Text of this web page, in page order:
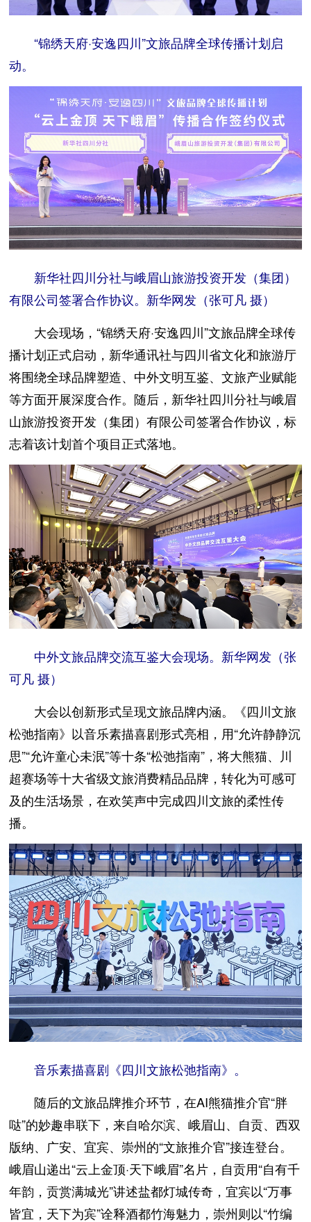
“锦绣天府·安逸四川”文旅品牌全球传播计划启
动。
新华社四川分社与峨眉山旅游投资开发（集团）
有限公司签署合作协议。新华网发（张可凡 摄）
大会现场，“锦绣天府·安逸四川”文旅品牌全球传
播计划正式启动，新华通讯社与四川省文化和旅游厅
将围绕全球品牌塑造、中外文明互鉴、文旅产业赋能
等方面开展深度合作。随后，新华社四川分社与峨眉
山旅游投资开发（集团）有限公司签署合作协议，标
志着该计划首个项目正式落地。
中外文旅品牌交流互鉴大会现场。新华网发（张
可凡 摄）
大会以创新形式呈现文旅品牌内涵。《四川文旅
松弛指南》以音乐素描喜剧形式亮相，用“允许静静沉
思”“允许童心未泯”等十条“松弛指南”，将大熊猫、川
超赛场等十大省级文旅消费精品品牌，转化为可感可
及的生活场景，在欢笑声中完成四川文旅的柔性传
播。
音乐素描喜剧《四川文旅松弛指南》。
随后的文旅品牌推介环节，在AI熊猫推介官“胖
哒”的妙趣串联下，来自哈尔滨、峨眉山、自贡、西双
版纳、广安、宜宾、崇州的“文旅推介官”接连登台。
峨眉山递出“云上金顶·天下峨眉”名片，自贡用“自有千
年韵，贡赏满城光”讲述盐都灯城传奇，宜宾以“万事
皆宜，天下为宾”诠释酒都竹海魅力，崇州则以“竹编